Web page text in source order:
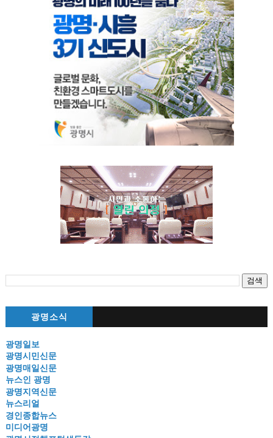
광명소식
광명일보
광명시민신문
광명매일신문
뉴스인 광명
광명지역신문
뉴스리얼
경인종합뉴스
미디어광명